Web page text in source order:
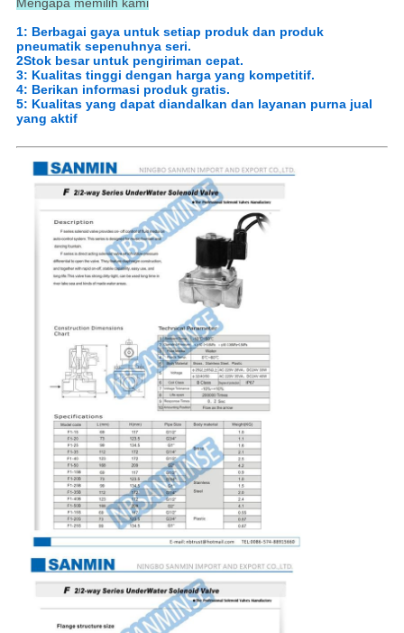
Mengapa memilih kami
1: Berbagai gaya untuk setiap produk dan produk
pneumatik sepenuhnya seri.
2Stok besar untuk pengiriman cepat.
3: Kualitas tinggi dengan harga yang kompetitif.
4: Berikan informasi produk gratis.
5: Kualitas yang dapat diandalkan dan layanan purna jual
yang aktif